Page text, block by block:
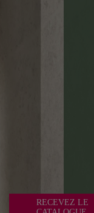
RECEVEZ LE